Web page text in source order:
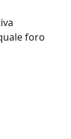
foro